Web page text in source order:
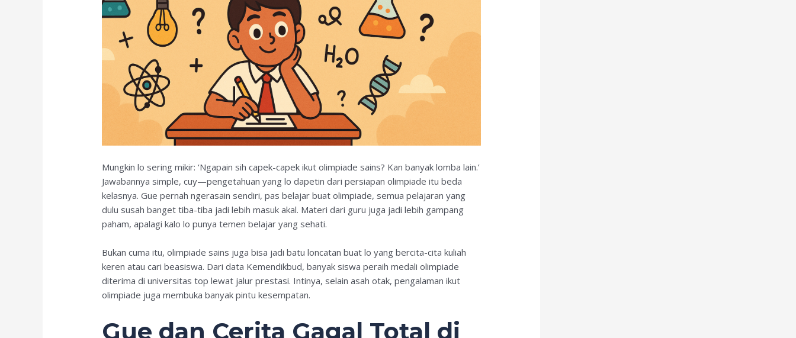
Mungkin lo sering mikir: ‘Ngapain sih capek-capek ikut olimpiade sains? Kan banyak lomba lain.’
Jawabannya simple, cuy—pengetahuan yang lo dapetin dari persiapan olimpiade itu beda
kelasnya. Gue pernah ngerasain sendiri, pas belajar buat olimpiade, semua pelajaran yang
dulu susah banget tiba-tiba jadi lebih masuk akal. Materi dari guru juga jadi lebih gampang
paham, apalagi kalo lo punya temen belajar yang sehati.
Bukan cuma itu, olimpiade sains juga bisa jadi batu loncatan buat lo yang bercita-cita kuliah
keren atau cari beasiswa. Dari data Kemendikbud, banyak siswa peraih medali olimpiade
diterima di universitas top lewat jalur prestasi. Intinya, selain asah otak, pengalaman ikut
olimpiade juga membuka banyak pintu kesempatan.
Gue dan Cerita Gagal Total di